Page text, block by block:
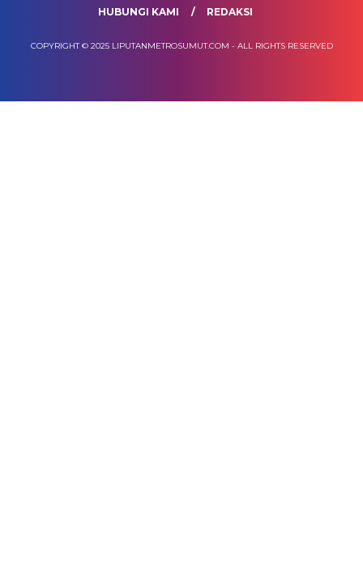
HUBUNGI KAMI
REDAKSI
COPYRIGHT © 2025 LIPUTANMETROSUMUT.COM - ALL RIGHTS RESERVED